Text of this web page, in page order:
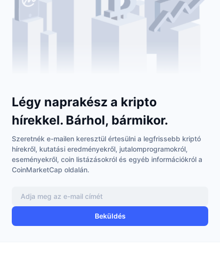
Légy naprakész a kripto
hírekkel. Bárhol, bármikor.
Szeretnék e-mailen keresztül értesülni a legfrissebb kriptó
hírekről, kutatási eredményekről, jutalomprogramokról,
eseményekről, coin listázásokról és egyéb információkról a
CoinMarketCap oldalán.
Beküldés